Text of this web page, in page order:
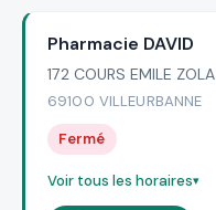
Pharmacie DAVID
172 COURS EMILE ZOLA
69100 VILLEURBANNE
Fermé
Voir tous les horaires